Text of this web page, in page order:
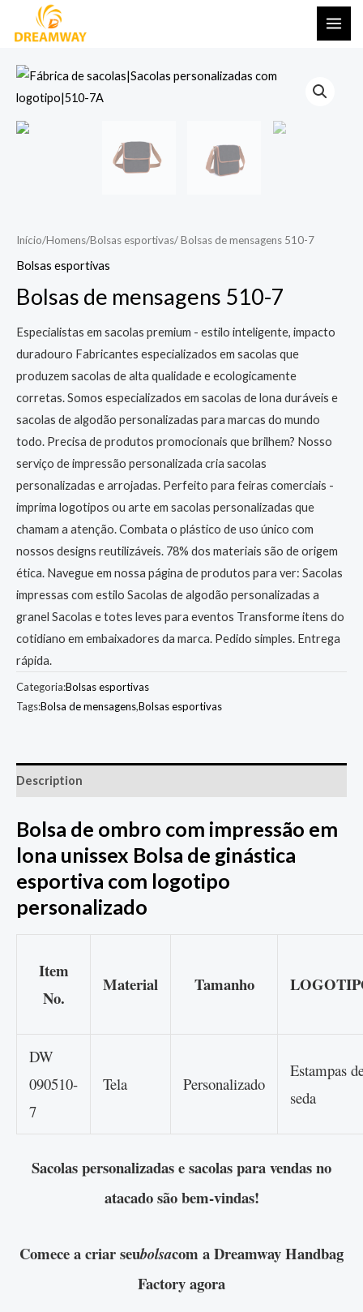
para
conteúdo
Início/Homens/Bolsas esportivas/ Bolsas de mensagens 510-7
Bolsas esportivas
Bolsas de mensagens 510-7
Especialistas em sacolas premium - estilo inteligente, impacto
duradouro Fabricantes especializados em sacolas que
produzem sacolas de alta qualidade e ecologicamente
corretas. Somos especializados em sacolas de lona duráveis e
sacolas de algodão personalizadas para marcas do mundo
todo. Precisa de produtos promocionais que brilhem? Nosso
serviço de impressão personalizada cria sacolas
personalizadas e arrojadas. Perfeito para feiras comerciais -
imprima logotipos ou arte em sacolas personalizadas que
chamam a atenção. Combata o plástico de uso único com
nossos designs reutilizáveis. 78% dos materiais são de origem
ética. Navegue em nossa página de produtos para ver: Sacolas
impressas com estilo Sacolas de algodão personalizadas a
granel Sacolas e totes leves para eventos Transforme itens do
cotidiano em embaixadores da marca. Pedido simples. Entrega
rápida.
Categoria:Bolsas esportivas
Tags:Bolsa de mensagens,Bolsas esportivas
Description
Bolsa de ombro com impressão em
lona unissex Bolsa de ginástica
esportiva com logotipo
personalizado
Item
No.
Material Tamanho
DW
090510-
7
Tela Personalizado
Estampas
seda
Sacolas personalizadas e sacolas para vendas no
atacado são bem-vindas!
Comece a criar seubolsacom a Dreamway Handbag
Factory agora